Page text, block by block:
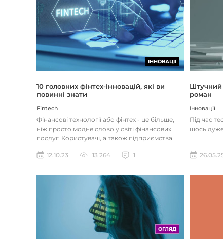
ІННОВАЦІЇ
10 головних фінтех-інновацій, які ви
повинні знати
Fintech
Фінансові технології або фінтех - це більше,
ніж просто модне слово у світі фінансових
послуг. Користувачі, а також підприємства
12.10.23
13 264 1
Штучний
роман
Інновації
Під час
щось дуже
ОГЛЯД